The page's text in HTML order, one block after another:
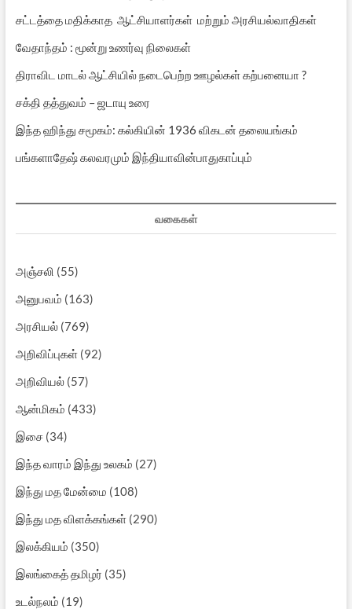
சட்டத்தை மதிக்காத ஆட்சியாளர்கள் மற்றும் அரசியல்வாதிகள்
வேதாந்தம் : மூன்று உணர்வு நிலைகள்
திராவிட மாடல் ஆட்சியில் நடைபெற்ற ஊழல்கள் கற்பனையா ?
சக்தி தத்துவம் – ஜடாயு உரை
இந்த ஹிந்து சமூகம்: கல்கியின் 1936 விகடன் தலையங்கம்
பங்களாதேஷ் கலவரமும் இந்தியாவின்பாதுகாப்பும்
வகைகள்
அஞ்சலி (55)
அனுபவம் (163)
அரசியல்(769)
அறிவிப்புகள்(92)
அறிவியல்(57)
ஆன்மிகம் (433)
இசை(34)
இந்த வாரம் இந்து உலகம் (27)
இந்து மத மேன்மை (108)
இந்து மத விளக்கங்கள்(290)
இலக்கியம் (350)
இலங்கைத் தமிழர் (35)
உடல்நலம் (19)